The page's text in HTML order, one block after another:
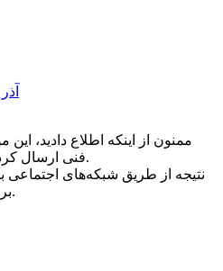
۰۳ آذر ۱۴۰۴ - ۲۲:۴۰
ممنون از اینکه اطلاع دادید،
فنی ارسال کردیم تا بررسی کنن.
نتیجه از طریق شبکه‌های اجتماعی
برنامه اعلام می‌شه.